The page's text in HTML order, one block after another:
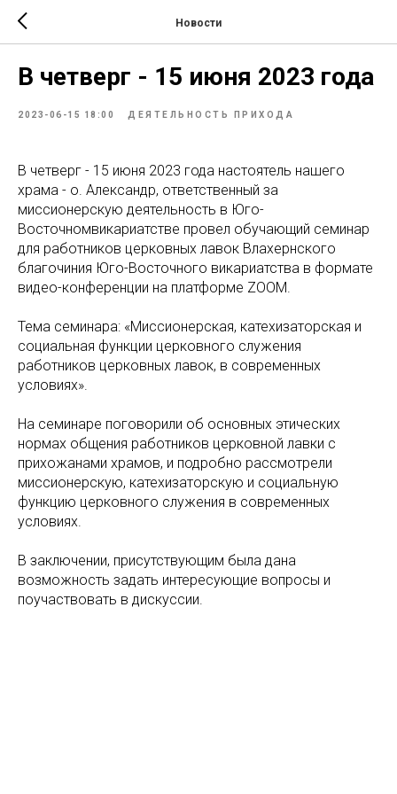
Новости
В четверг - 15 июня 2023 года
2023-06-15 18:00 ДЕЯТЕЛЬНОСТЬ ПРИХОДА
В четверг - 15 июня 2023 года настоятель нашего
храма - о. Александр, ответственный за
миссионерскую деятельность в Юго-
Восточномвикариатстве провел обучающий семинар
для работников церковных лавок Влахернского
благочиния Юго-Восточного викариатства в формате
видео-конференции на платформе ZOOM.
Тема семинара: «Миссионерская, катехизаторская и
социальная функции церковного служения
работников церковных лавок, в современных
условиях».
На семинаре поговорили об основных этических
нормах общения работников церковной лавки с
прихожанами храмов, и подробно рассмотрели
миссионерскую, катехизаторскую и социальную
функцию церковного служения в современных
условиях.
В заключении, присутствующим была дана
возможность задать интересующие вопросы и
поучаствовать в дискуссии.